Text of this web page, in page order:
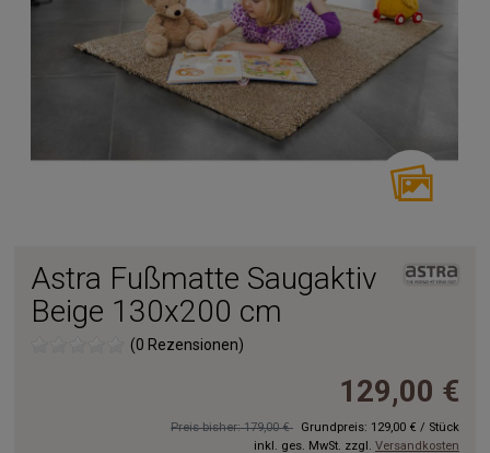
Astra Fußmatte Saugaktiv
Beige 130x200 cm
(0 Rezensionen)
129,00 €
Preis bisher: 179,00 € Grundpreis: 129,00 € / Stück
inkl. ges. MwSt. zzgl. Versandkosten